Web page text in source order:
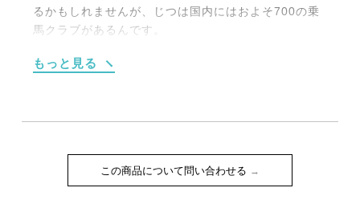
るかもしれませんが、じつは国内にはおよそ700の乗
馬クラブがあるんです。
【２】海や山、草原を馬でお散歩する《外乗》をメイ
たとえば4回のレッスンがセットになった体験乗馬教
（1時間10,000円程度）などなど。
そうして馬と仲良くなったら、馬と遊ぶ楽しみが膨ら
もっと見る
この商品について問い合わせる